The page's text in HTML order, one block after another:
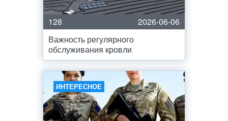
128
2026-06-06
Важность регулярного
обслуживания кровли
ИНТЕРЕСНОЕ